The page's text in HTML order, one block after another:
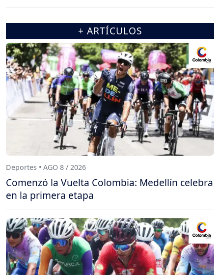
+ ARTÍCULOS
Deportes • AGO 8 / 2026
Comenzó la Vuelta Colombia: Medellín celebra
en la primera etapa